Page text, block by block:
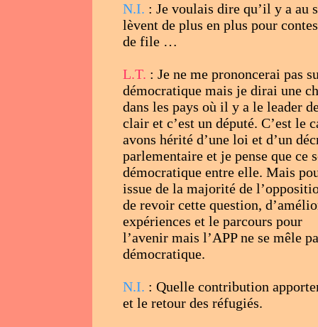
N.I. : Je voulais dire qu’il y a au
lèvent de plus en plus pour
de file …
L.T. : Je ne me prononcerai pas
démocratique mais je dirai une
dans les pays où il y a le leader
clair et c’est un député. C’est le
avons hérité d’une loi et d’un
parlementaire et je pense que ce
démocratique entre elle. Mais
issue de la majorité de
de revoir cette question,
expériences et le parcours pour
l’avenir mais l’APP ne se mêle
démocratique.
N.I. : Quelle contribution
et le retour des réfugiés.